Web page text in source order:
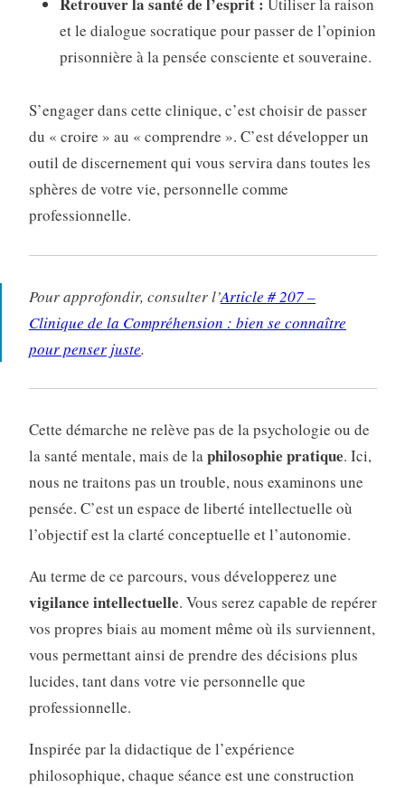
Utiliser la raison
et le dialogue socratique pour passer de l’opinion
prisonnière à la pensée consciente et souveraine.
S’engager dans cette clinique, c’est choisir de passer
du « croire » au « comprendre ». C’est développer un
outil de discernement qui vous servira dans toutes les
sphères de votre vie, personnelle comme
professionnelle.
Pour approfondir, consulter l’Article # 207 –
Clinique de la Compréhension : bien se connaître
pour penser juste.
Cette démarche ne relève pas de la psychologie ou de
la santé mentale, mais de laphilosophie pratique. Ici,
nous ne traitons pas un trouble, nous examinons une
pensée. C’est un espace de liberté intellectuelle où
l’objectif est la clarté conceptuelle et l’autonomie.
Au terme de ce parcours, vous développerez une
vigilance intellectuelle. Vous serez capable de repérer
vos propres biais au moment même où ils surviennent,
vous permettant ainsi de prendre des décisions plus
lucides, tant dans votre vie personnelle que
professionnelle.
Inspirée par la didactique de l’expérience
philosophique, chaque séance est une construction